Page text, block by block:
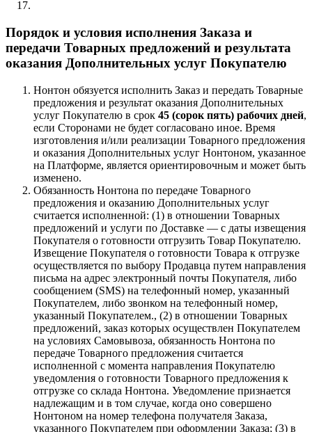
Порядок и условия исполнения Заказа и
передачи Товарных предложений и результата
оказания Дополнительных услуг Покупателю
Нонтон обязуется исполнить Заказ и передать Товарные
предложения и результат оказания Дополнительных
услуг Покупателю в срок 45 (сорок пять) рабочих дней,
если Сторонами не будет согласовано иное. Время
изготовления и/или реализации Товарного предложения
и оказания Дополнительных услуг Нонтоном, указанное
на Платформе, является ориентировочным и может быть
изменено.
Обязанность Нонтона по передаче Товарного
предложения и оказанию Дополнительных услуг
считается исполненной: (1) в отношении Товарных
предложений и услуги по Доставке — с даты извещения
Покупателя о готовности отгрузить Товар Покупателю.
Извещение Покупателя о готовности Товара к отгрузке
осуществляется по выбору Продавца путем направления
письма на адрес электронный почты Покупателя, либо
сообщением (SMS) на телефонный номер, указанный
Покупателем, либо звонком на телефонный номер,
указанный Покупателем., (2) в отношении Товарных
предложений, заказ которых осуществлен Покупателем
на условиях Самовывоза, обязанность Нонтона по
передаче Товарного предложения считается
исполненной с момента направления Покупателю
уведомления о готовности Товарного предложения к
отгрузке со склада Нонтона. Уведомление признается
надлежащим и в том случае, когда оно совершено
Нонтоном на номер телефона получателя Заказа,
указанного Покупателем при оформлении Заказа; (3) в